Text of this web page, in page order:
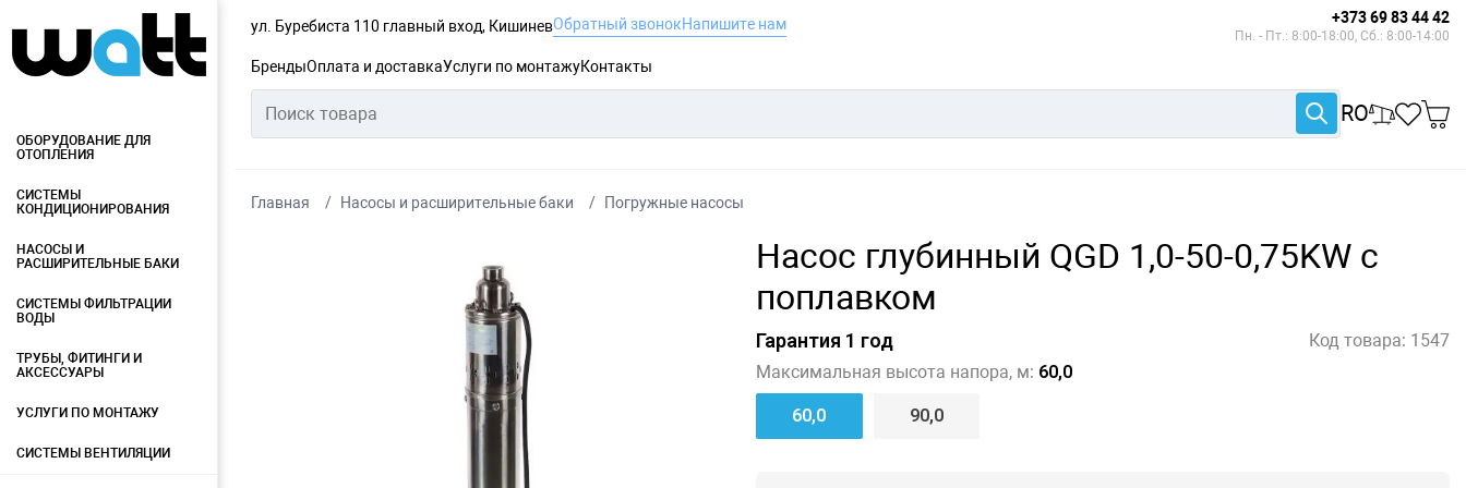
ул. Буребиста 110 главный вход, КишиневОбратный звонокНапишите нам +373 69 83 44 42
Пн. - Пт.: 8:00-18:00, Сб.: 8:00-14:00
БрендыОплата и доставкаУслуги по монтажуКонтакты
RO
ОБОРУДОВАНИЕ ДЛЯ
ОТОПЛЕНИЯ
СИСТЕМЫ
КОНДИЦИОНИРОВАНИЯ
НАСОСЫ И
РАСШИРИТЕЛЬНЫЕ БАКИ
СИСТЕМЫ ФИЛЬТРАЦИИ
ВОДЫ
ТРУБЫ, ФИТИНГИ И
АКСЕССУАРЫ
УСЛУГИ ПО МОНТАЖУ
СИСТЕМЫ ВЕНТИЛЯЦИИ
Главная Насосы и расширительные баки Погружные насосы
Насос глубинный QGD 1,0-50-0,75KW с
поплавком
Гарантия 1 год Код товара: 1547
Максимальная высота напора, м: 60,0
60,0 90,0